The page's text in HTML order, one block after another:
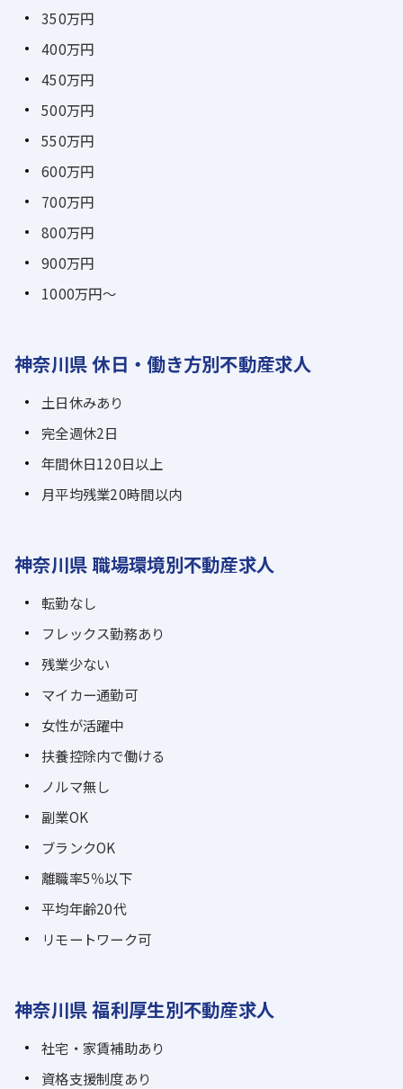
350万円
400万円
450万円
500万円
550万円
600万円
700万円
800万円
900万円
1000万円～
神奈川県 休日・働き方別不動産求人
土日休みあり
完全週休2日
年間休日120日以上
月平均残業20時間以内
神奈川県 職場環境別不動産求人
転勤なし
フレックス勤務あり
残業少ない
マイカー通勤可
女性が活躍中
扶養控除内で働ける
ノルマ無し
副業OK
ブランクOK
離職率5％以下
平均年齢20代
リモートワーク可
神奈川県 福利厚生別不動産求人
社宅・家賃補助あり
資格支援制度あり